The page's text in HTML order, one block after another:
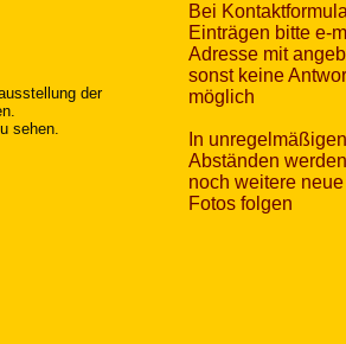
der
sehen.
Bei
Einträgen bitte e-
Adresse mit
sonst keine
möglich
In unregelmäßigen
Abständen werden
noch weitere neue
Fotos folgen